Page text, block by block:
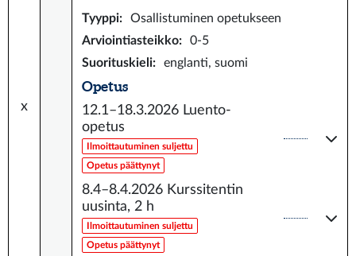
x
Tyyppi:
Osallistuminen opetukseen
Arviointiasteikko:
0-5
Suorituskieli: englanti, suomi
Opetus
12.1–18.3.2026 Luento-
opetus
Ilmoittautuminen suljettu
Opetus päättynyt
8.4–8.4.2026 Kurssitentin
uusinta, 2 h
Ilmoittautuminen suljettu
Opetus päättynyt